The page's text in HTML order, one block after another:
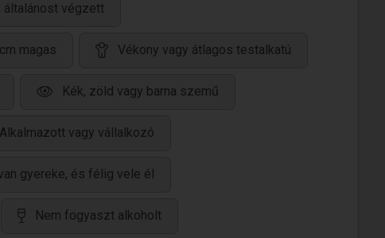
általánost végzett
magas Vékony vagy átlagos testalkatú
Kék, zöld vagy barna szemű
Alkalmazott vagy vállalkozó
gyereke, és félig vele él
Nem fogyaszt alkoholt